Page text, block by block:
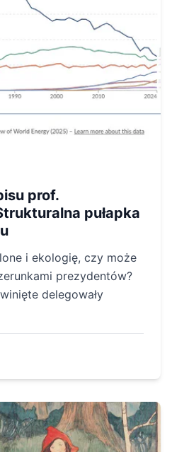
prof.
pułapka
i ekologię, czy może
prezydentów?
delegowały